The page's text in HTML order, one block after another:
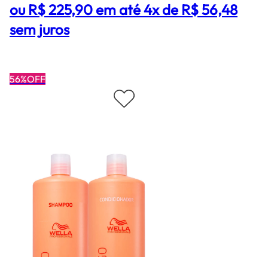
ou R$ 225,90 em até 4x de R$ 56,48
sem juros
56%OFF